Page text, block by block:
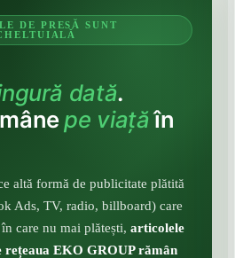
DE PRESĂ SUNT
dată.
pe viațăîn
altă formă de publicitate plătită
Ads, TV, radio, billboard) care
care nu mai plătești, articolele
rețeaua EKO GROUP rămân